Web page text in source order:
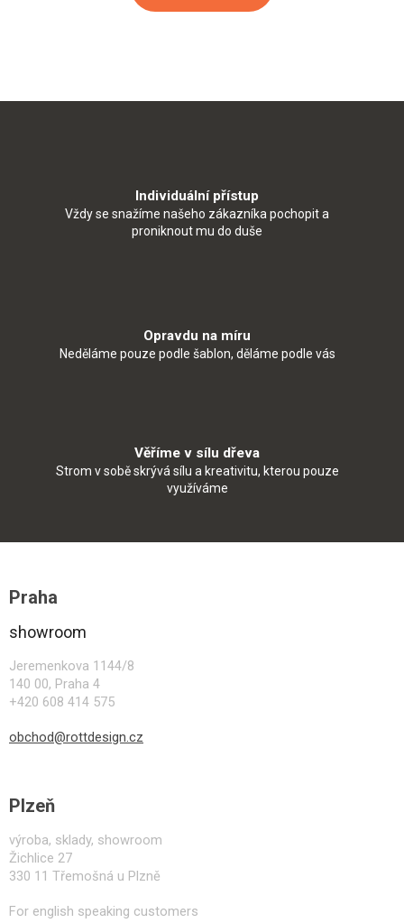
Individuální přístup
Vždy se snažíme našeho zákazníka pochopit a
proniknout mu do duše
Opravdu na míru
Neděláme pouze podle šablon, děláme podle vás
Věříme v sílu dřeva
Strom v sobě skrývá sílu a kreativitu, kterou pouze
využíváme
Praha
showroom
Jeremenkova 1144/8
140 00, Praha 4
+420 608 414 575
obchod@rottdesign.cz
Plzeň
výroba, sklady, showroom
Žichlice 27
330 11 Třemošná u Plzně
For english speaking customers